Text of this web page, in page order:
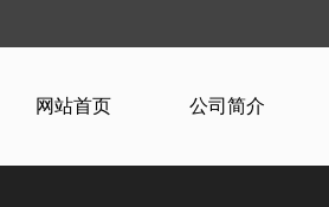
网站首页 公司简介